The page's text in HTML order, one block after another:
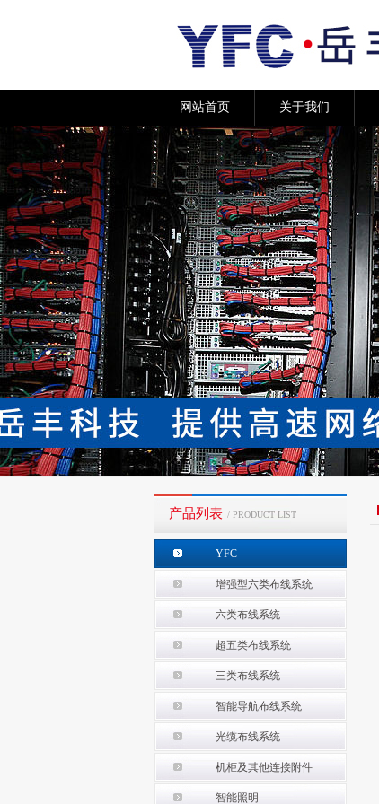
网站首页 关于我们
产品列表 / PRODUCT LIST
YFC
增强型六类布线系统
六类布线系统
超五类布线系统
三类布线系统
智能导航布线系统
光缆布线系统
机柜及其他连接附件
智能照明